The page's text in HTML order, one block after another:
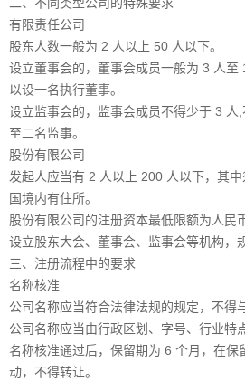
二、不同类型公司的特殊要求
有限责任公司
股东人数一般为 2 人以上 50 人以下。
设立董事会的，董事会成员一般为 3 人至
以设一名执行董事。
设立监事会的，监事会成员不得少于 3 人
至二名监事。
股份有限公司
发起人应当有 2 人以上 200 人以下，其
国境内有住所。
股份有限公司的注册资本最低限额为人民
设立股东大会、董事会、监事会等机构，
三、注册流程中的要求
名称核准
公司名称应当符合法律法规的规定，不得
公司名称应当由行政区划、字号、行业特
名称核准通过后，保留期为 6 个月，在保
动，不得转让。